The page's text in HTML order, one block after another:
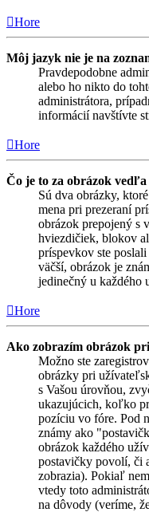
Hore
Môj jazyk nie je na
Pravdepodobne
alebo ho nikto do
administrátora,
informácií navštívte
Hore
Čo je to za obrázok
Sú dva obrázky,
mena pri prezeraní
obrázok prepojený s
hviezdičiek, blokov
príspevkov ste
väčší, obrázok je
jedinečný u každého
Hore
Ako zobrazím obrázok
Možno ste
obrázky pri
s Vašou úrovňou,
ukazujúcich, koľko
pozíciu vo fóre. Pod
známy ako
obrázok každého
postavičky povolí, či
zobrazia). Pokiaľ
vtedy toto
na dôvody (veríme,